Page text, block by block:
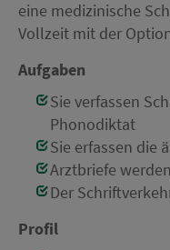
eine medizinische
Vollzeit mit der
Aufgaben
Sie verfassen
Phonodiktat
Sie erfassen die
Arztbriefe
Der
Profil